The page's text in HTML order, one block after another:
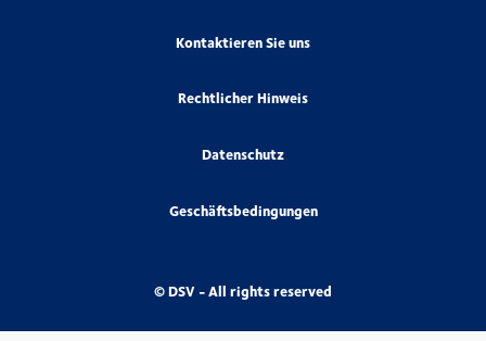
Kontaktieren Sie uns
Rechtlicher Hinweis
Datenschutz
Geschäftsbedingungen
© DSV - All rights reserved